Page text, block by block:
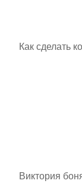
Как сделать
Виктория